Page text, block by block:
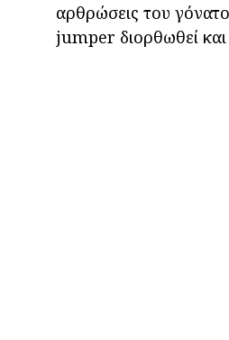
αρθρώσεις του
jumper διορθωθεί